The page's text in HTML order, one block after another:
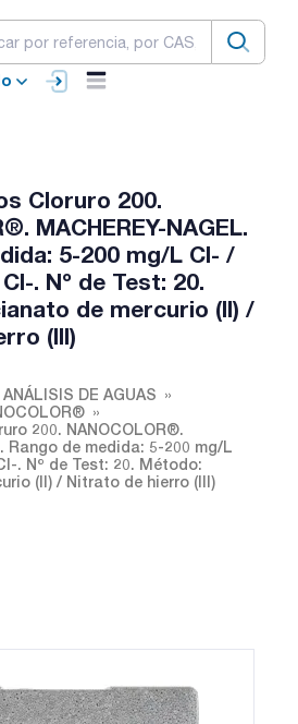
Cloruro 200.
MACHEREY-NAGEL.
5-200 mg/L Cl- /
. Nº de Test: 20.
de mercurio (II) /
(III)
ANÁLISIS DE AGUAS
200. NANOCOLOR®.
Rango de medida: 5-200 mg/L
. Nº de Test: 20. Método:
(II) / Nitrato de hierro (III)